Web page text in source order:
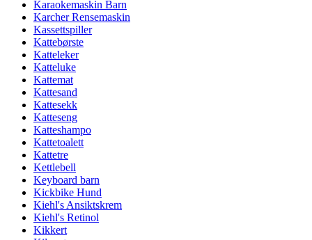
Karaokemaskin Barn
Karcher Rensemaskin
Kassettspiller
Kattebørste
Katteleker
Katteluke
Kattemat
Kattesand
Kattesekk
Katteseng
Katteshampo
Kattetoalett
Kattetre
Kettlebell
Keyboard barn
Kickbike Hund
Kiehl's Ansiktskrem
Kiehl's Retinol
Kikkert